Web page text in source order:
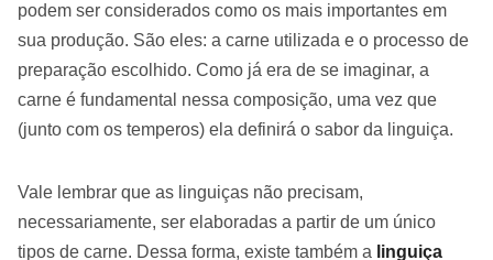
podem ser considerados como os mais importantes em
sua produção. São eles: a carne utilizada e o processo de
preparação escolhido. Como já era de se imaginar, a
carne é fundamental nessa composição, uma vez que
(junto com os temperos) ela definirá o sabor da linguiça.
Vale lembrar que as linguiças não precisam,
necessariamente, ser elaboradas a partir de um único
tipos de carne. Dessa forma, existe também a linguiça